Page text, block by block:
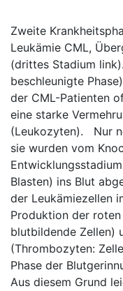
News
Ratgeber
Rubriken
Zweite
Leukämie CML,
(drittes Stadium
beschleunigte
der CML-Patienten
eine starke
(Leukozyten). Nur
sie wurden vom
Blasten) ins Blut
der Leukämiezellen
Produktion der
blutbildende Zellen)
(Thrombozyten:
Phase der
Aus diesem Grund